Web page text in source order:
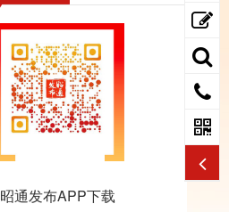
昭通发布APP下载